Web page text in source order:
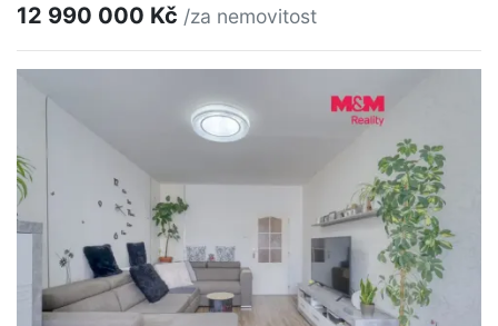
12 990 000 Kč /za nemovitost